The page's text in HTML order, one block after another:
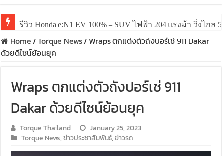
รีวิว ลองขับ All New GWM HAVAL H6 ปรับโฉมหน้าใหม่
Home/Torque News/Wraps ตกแต่งตัวถังปอร์เช่ 911 Dakar
ด้วยดีไซน์ย้อนยุค
Wraps ตกแต่งตัวถังปอร์เช่ 911
Dakar ด้วยดีไซน์ย้อนยุค
Torque Thailand
January 25, 2023
Torque News,ข่าวประชาสัมพันธ์,ข่าวรถ